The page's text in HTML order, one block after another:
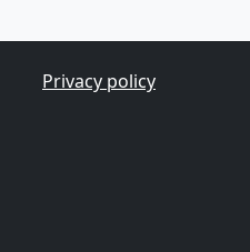
Privacy policy